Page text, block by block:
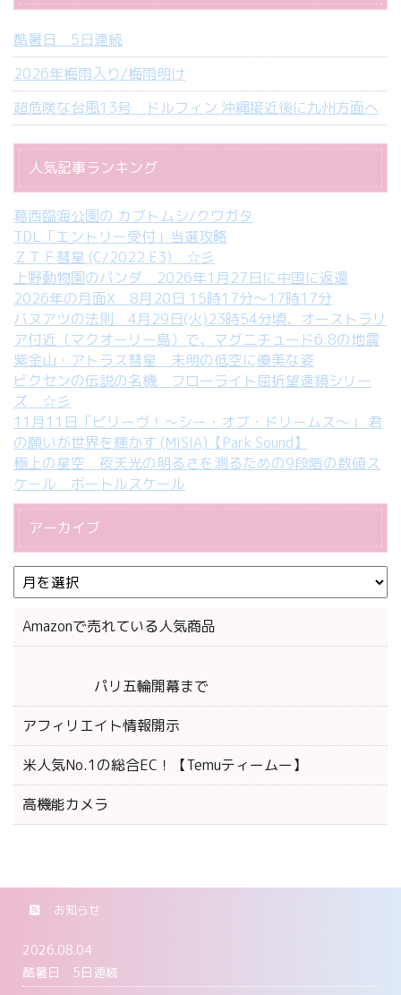
酷暑日 5日連続
2026年梅雨入り/梅雨明け
超危険な台風13号 ドルフィン 沖縄接近後に九州方面へ
人気記事ランキング
葛西臨海公園の カブトムシ/クワガタ
TDL「エントリー受付」当選攻略
ＺＴＦ彗星 (C/2022 E3) ☆彡
上野動物園のパンダ 2026年1月27日に中国に返還
2026年の月面X 8月20日 15時17分～17時17分
バヌアツの法則 4月29日(火)23時54分頃、オーストラリ
ア付近（マクオーリー島）で、マグニチュード6.8の地震
紫金山・アトラス彗星 未明の低空に優美な姿
ビクセンの伝説の名機 フローライト屈折望遠鏡シリー
ズ ☆彡
11月11日「ビリーヴ！～シー・オブ・ドリームス～」 君
の願いが世界を輝かす (MISIA)【Park Sound】
極上の星空 夜天光の明るさを測るための9段階の数値ス
ケール ボートルスケール
アーカイブ
Amazonで売れている人気商品
パリ五輪開幕まで
アフィリエイト情報開示
米人気No.1の総合EC！【Temuティームー】
高機能カメラ
お知らせ
2026.08.04
酷暑日 5日連続